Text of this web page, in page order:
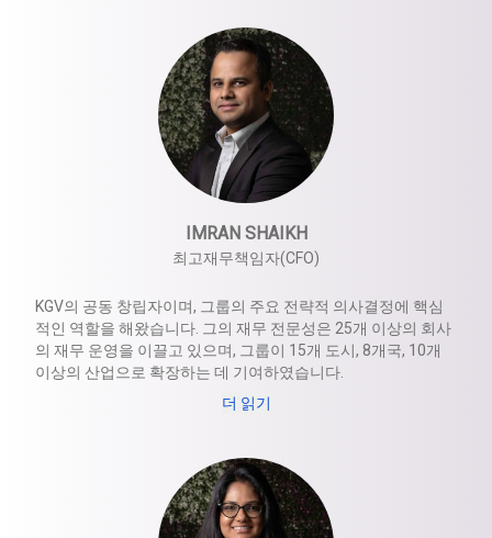
하고 있습니다. 현재 KGV는 Kartik의 리더십 아래 25개 이상의
브랜드를 운영하고 있습니다.
2017년, 그는 '아시아 최고의 브랜드 & 리더' 상을 수상했습니
IMRAN SHAIKH
최고재무책임자(CFO)
KGV의 공동 창립자이며, 그룹의 주요 전략적 의사결정에 핵심
적인 역할을 해왔습니다. 그의 재무 전문성은 25개 이상의 회사
의 재무 운영을 이끌고 있으며, 그룹이 15개 도시, 8개국, 10개
이상의 산업으로 확장하는 데 기여하였습니다.
더 읽기